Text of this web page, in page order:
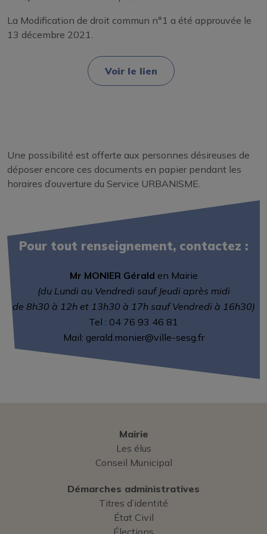
La Modification de droit commun n°1 a été approuvée le
13 décembre 2021.
Voir le lien
Pour tout renseignement, contactez :
Mr MONIER Gérald en Mairie
(du Lundi au Vendredi sauf Jeudi après midi
de 8h30 à 12h et 13h30 à 17h sauf Vendredi à 16h30)
Tel : 04 76 93 46 81
Mail: gerald.monier@ville-sesg.fr
Une possibilité est offerte aux personnes désireuses de
déposer encore ces documents en papier pendant les
horaires d’ouverture du Service URBANISME.
Mairie
Les élus
Conseil Municipal
Démarches administratives
Titres d’identité
État Civil
Élections